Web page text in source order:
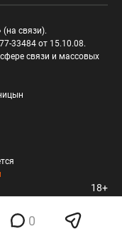
0
(на связи).
33484 от 15.10.08.
связи и массовых
18+